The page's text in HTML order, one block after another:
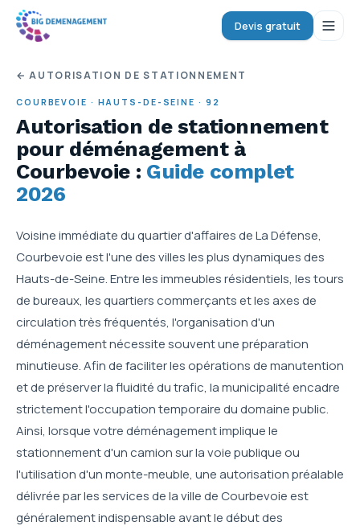
Devis gratuit
← AUTORISATION DE STATIONNEMENT
COURBEVOIE · HAUTS-DE-SEINE · 92
Autorisation de stationnement
pour déménagement à
Courbevoie : Guide complet
2026
Voisine immédiate du quartier d'affaires de La Défense,
Courbevoie est l'une des villes les plus dynamiques des
Hauts-de-Seine. Entre les immeubles résidentiels, les tours
de bureaux, les quartiers commerçants et les axes de
circulation très fréquentés, l'organisation d'un
déménagement nécessite souvent une préparation
minutieuse. Afin de faciliter les opérations de manutention
et de préserver la fluidité du trafic, la municipalité encadre
strictement l'occupation temporaire du domaine public.
Ainsi, lorsque votre déménagement implique le
stationnement d'un camion sur la voie publique ou
l'utilisation d'un monte-meuble, une autorisation préalable
délivrée par les services de la ville de Courbevoie est
généralement indispensable avant le début des